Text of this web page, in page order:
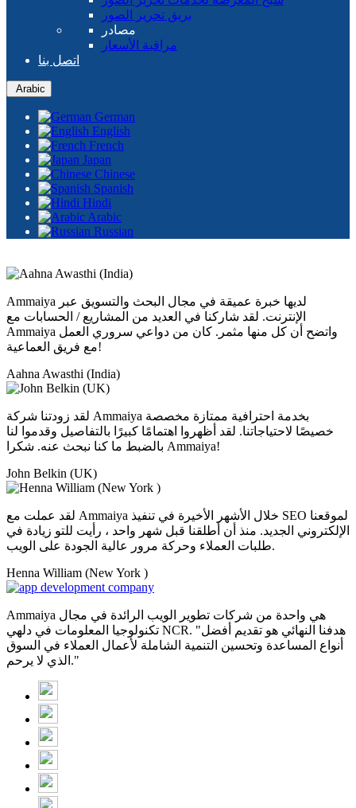
بريق تحرير الصور
مصادر
مراقبة الأسعار
اتصل بنا
Arabic
German
English
French
Japan
Chinese
Spanish
Hindi
Arabic
Russian
Ammaiya لديها خبرة عميقة في مجال البحث والتسويق عبر
الإنترنت. لقد شاركنا في العديد من المشاريع / الحسابات مع
Ammaiya واتضح أن كل منها مثمر. كان من دواعي سروري العمل
مع فريق العماعية!
Aahna Awasthi (India)
لقد زودتنا شركة Ammaiya بخدمة احترافية ممتازة مخصصة
خصيصًا لاحتياجاتنا. لقد أظهروا اهتمامًا كبيرًا بالتفاصيل وقدموا لنا
بالضبط ما كنا نبحث عنه. شكرا Ammaiya!
John Belkin (UK)
لقد عملت مع Ammaiya خلال الأشهر الأخيرة في تنفيذ SEO لموقعنا
الإلكتروني الجديد. منذ أن أطلقنا قبل شهر واحد ، رأيت للتو زيادة في
طلبات العملاء وحركة مرور عالية الجودة على الويب.
Henna William (New York )
Ammaiya هي واحدة من شركات تطوير الويب الرائدة في مجال
تكنولوجيا المعلومات في دلهي NCR. "هدفنا النهائي هو تقديم أفضل
أنواع المساعدة وتحسين التنمية الشاملة لأعمال العملاء في السوق
الذي لا يرحم."